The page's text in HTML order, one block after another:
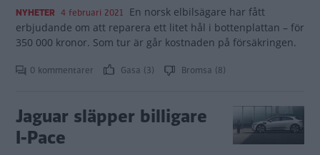
NYHETER 4 februari 2021 En norsk elbilsägare har fått
erbjudande om att reparera ett litet hål i bottenplattan – för
350 000 kronor. Som tur är går kostnaden på försäkringen.
0 kommentarer Gasa (3) Bromsa (8)
Jaguar släpper billigare
I-Pace